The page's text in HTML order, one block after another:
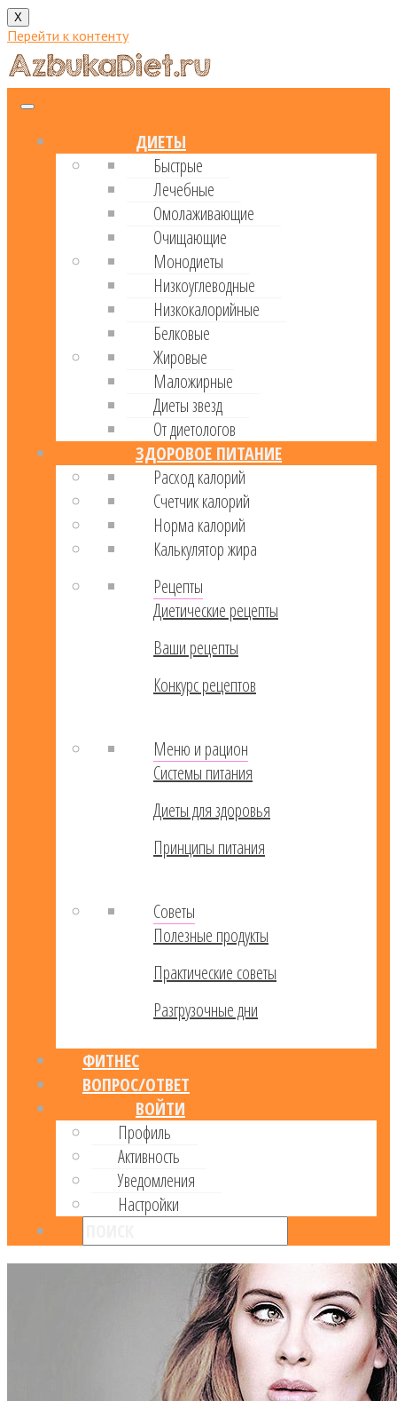
X
Перейти к контенту
ДИЕТЫ
Быстрые
Лечебные
Омолаживающие
Очищающие
Монодиеты
Низкоуглеводные
Низкокалорийные
Белковые
Жировые
Маложирные
Диеты звезд
От диетологов
ЗДОРОВОЕ ПИТАНИЕ
Расход калорий
Cчетчик калорий
Норма калорий
Калькулятор жира
Рецепты
Диетические рецепты
Ваши рецепты
Конкурс рецептов
Меню и рацион
Системы питания
Диеты для здоровья
Принципы питания
Советы
Полезные продукты
Практические советы
Разгрузочные дни
ФИТНЕС
ВОПРОС/ОТВЕТ
ВОЙТИ
Профиль
Активность
Уведомления
Настройки